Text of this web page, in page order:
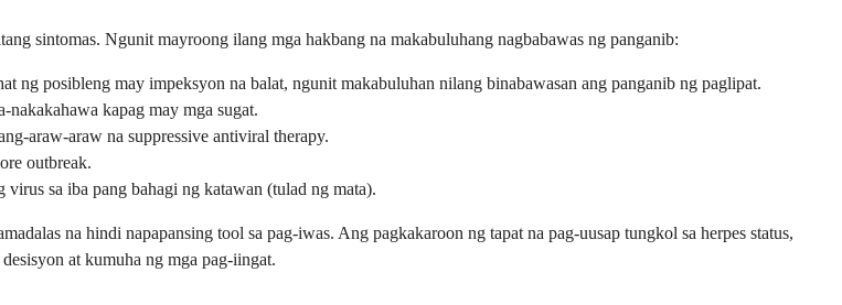
sintomas. Ngunit mayroong ilang mga hakbang na makabuluhang nagbabawas ng panganib:
ng posibleng may impeksyon na balat, ngunit makabuluhan nilang binabawasan ang panganib ng paglipat.
kapag may mga sugat.
araw-araw na suppressive antiviral therapy.
outbreak.
sa iba pang bahagi ng katawan (tulad ng mata).
na hindi napapansing tool sa pag-iwas. Ang pagkakaroon ng tapat na pag-uusap tungkol sa herpes status,
at kumuha ng mga pag-iingat.